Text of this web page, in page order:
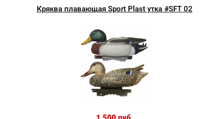
Кряква плавающая Sport Plast утка #SFT 02